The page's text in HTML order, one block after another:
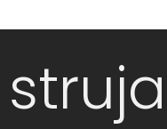
struja